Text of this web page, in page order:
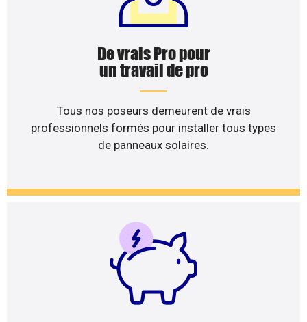
De vrais Pro pour
un travail de pro
Tous nos poseurs demeurent de vrais
professionnels formés pour installer tous types
de panneaux solaires.